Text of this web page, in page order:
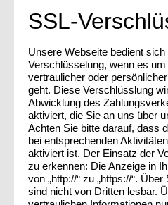
SSL-
Unsere Webseite bedient
Verschlüsselung, wenn es
vertraulicher oder
geht. Diese Verschlüsslung
Abwicklung des
aktiviert, die Sie an uns über
Achten Sie bitte darauf, dass
bei entsprechenden
aktiviert ist. Der Einsatz der
zu erkennen: Die Anzeige in
von „http://“ zu „https://“.
sind nicht von Dritten lesbar.